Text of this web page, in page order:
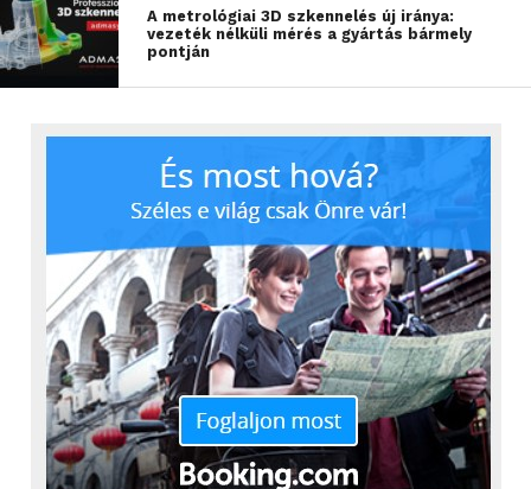
A metrológiai 3D szkennelés új iránya:
vezeték nélküli mérés a gyártás bármely
pontján